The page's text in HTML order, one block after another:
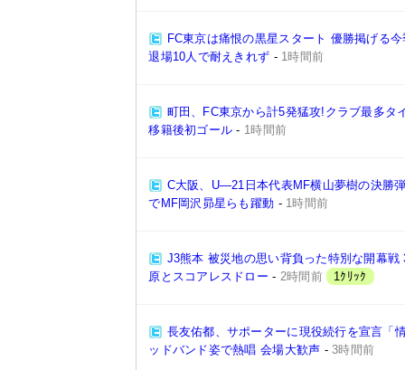
FC東京は痛恨の黒星スタート 優勝掲げる
退場10人で耐えきれず - 1時間前
町田、FC東京から計5発猛攻!クラブ最多タ
移籍後初ゴール - 1時間前
C大阪、U―21日本代表MF横山夢樹の決勝
でMF岡沢昴星らも躍動 - 1時間前
J3熊本 被災地の思い背負った特別な開幕
原とスコアレスドロー - 2時間前 1ｸﾘｯｸ
長友佑都、サポーターに現役続行を宣言「
ッドバンド姿で熱唱 会場大歓声 -3時間前